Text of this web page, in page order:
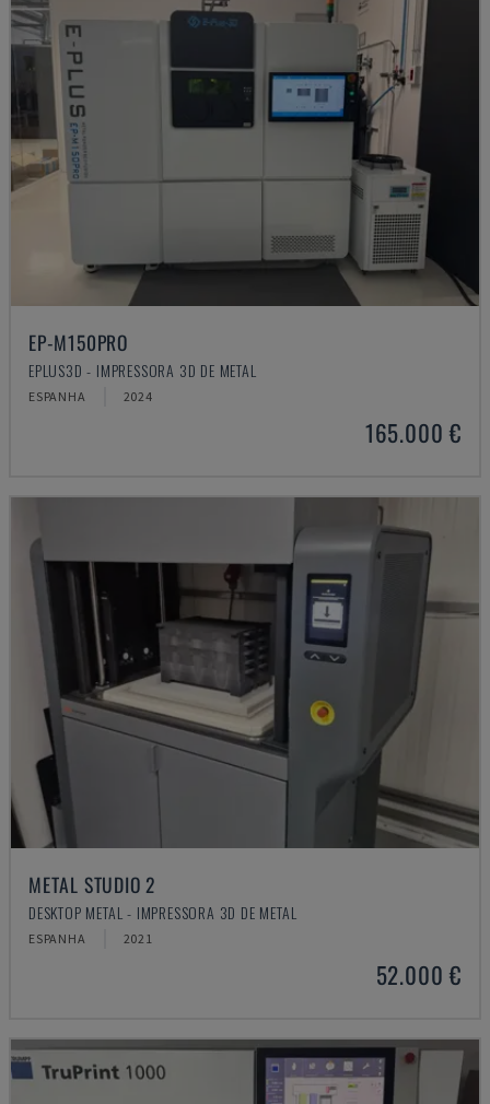
EP-M150PRO
EPLUS3D - IMPRESSORA 3D DE METAL
ESPANHA 2024
165.000 €
METAL STUDIO 2
DESKTOP METAL - IMPRESSORA 3D DE METAL
ESPANHA 2021
52.000 €